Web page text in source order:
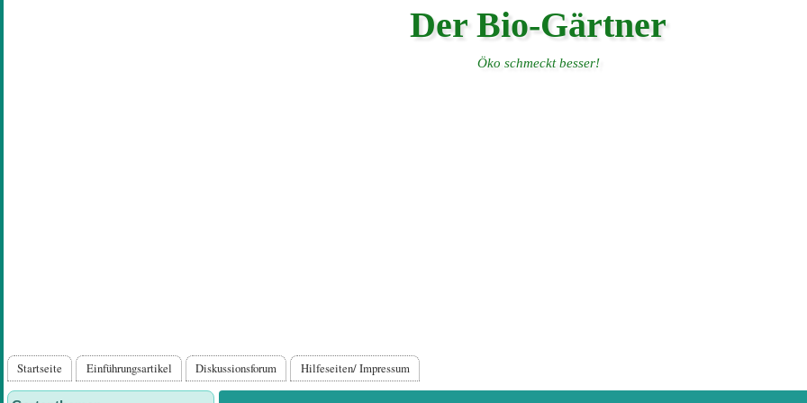
Der Bio-Gärtner
Öko schmeckt besser!
Hauptnavigation
Startseite Einführungsartikel Diskussionsforum Hilfeseiten/ Impressum